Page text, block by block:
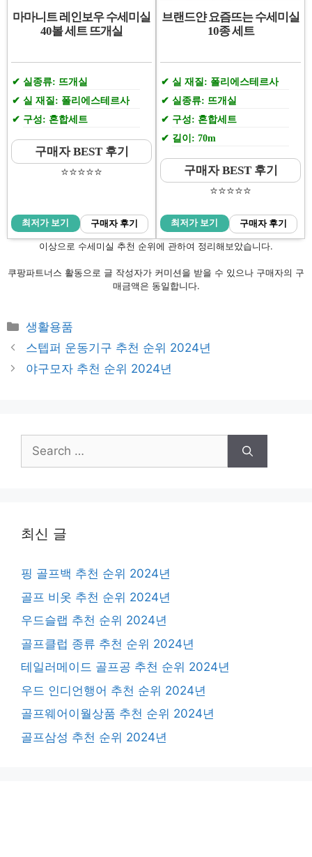
마마니트 레인보우 수세미실
40볼 세트 뜨개실
실종류: 뜨개실
실 재질: 폴리에스테르사
구성: 혼합세트
구매자 BEST 후기
⭐️⭐️⭐️⭐️⭐️
최저가 보기 구매자 후기
브랜드얀 요즘뜨는 수세미실
10종 세트
실 재질: 폴리에스테르사
실종류: 뜨개실
구성: 혼합세트
길이: 70m
구매자 BEST 후기
⭐️⭐️⭐️⭐️⭐️
최저가 보기 구매자 후기
이상으로 수세미실 추천 순위에 관하여 정리해보았습니다.
쿠팡파트너스 활동으로 글 작성자가 커미션을 받을 수 있으나 구매자의 구
매금액은 동일합니다.
Categories
생활용품
Post
navigation
스텝퍼 운동기구 추천 순위 2024년
야구모자 추천 순위 2024년
Search
for:
최신 글
핑 골프백 추천 순위 2024년
골프 비옷 추천 순위 2024년
우드슬랩 추천 순위 2024년
골프클럽 종류 추천 순위 2024년
테일러메이드 골프공 추천 순위 2024년
우드 인디언행어 추천 순위 2024년
골프웨어이월상품 추천 순위 2024년
골프삼성 추천 순위 2024년